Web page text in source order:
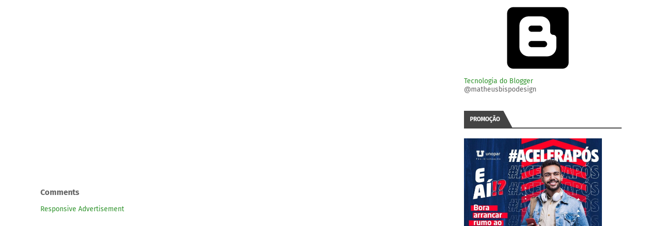
Comments
Responsive Advertisement
Tecnologia do Blogger
@matheusbispodesign
PROMOÇÃO